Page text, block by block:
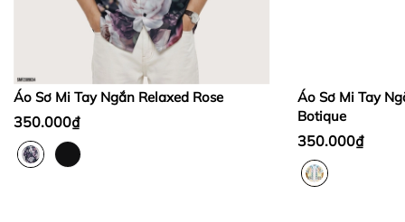
Bước 3
Áo Sơ Mi Tay Ngắn Relaxed Rose
350.000₫
Áo Sơ Mi Tay
Botique
350.000₫